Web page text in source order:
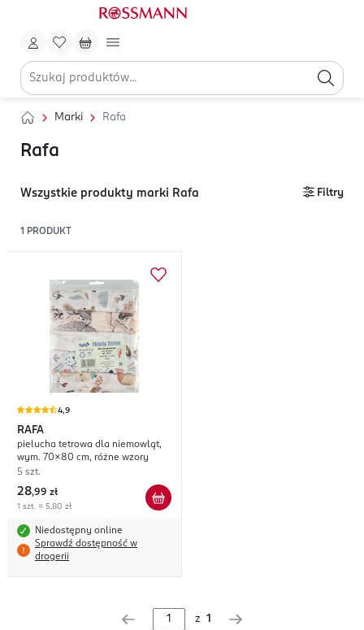
Marki Rafa
Rafa
Wszystkie produkty marki Rafa Filtry
1 PRODUKT
4,9
RAFA
pielucha tetrowa dla niemowląt,
wym. 70x80 cm, różne wzory
5 szt.
28,99 zł
1 szt. = 5,80 zł
Niedostępny online
Sprawdź dostępność w
drogerii
z 1